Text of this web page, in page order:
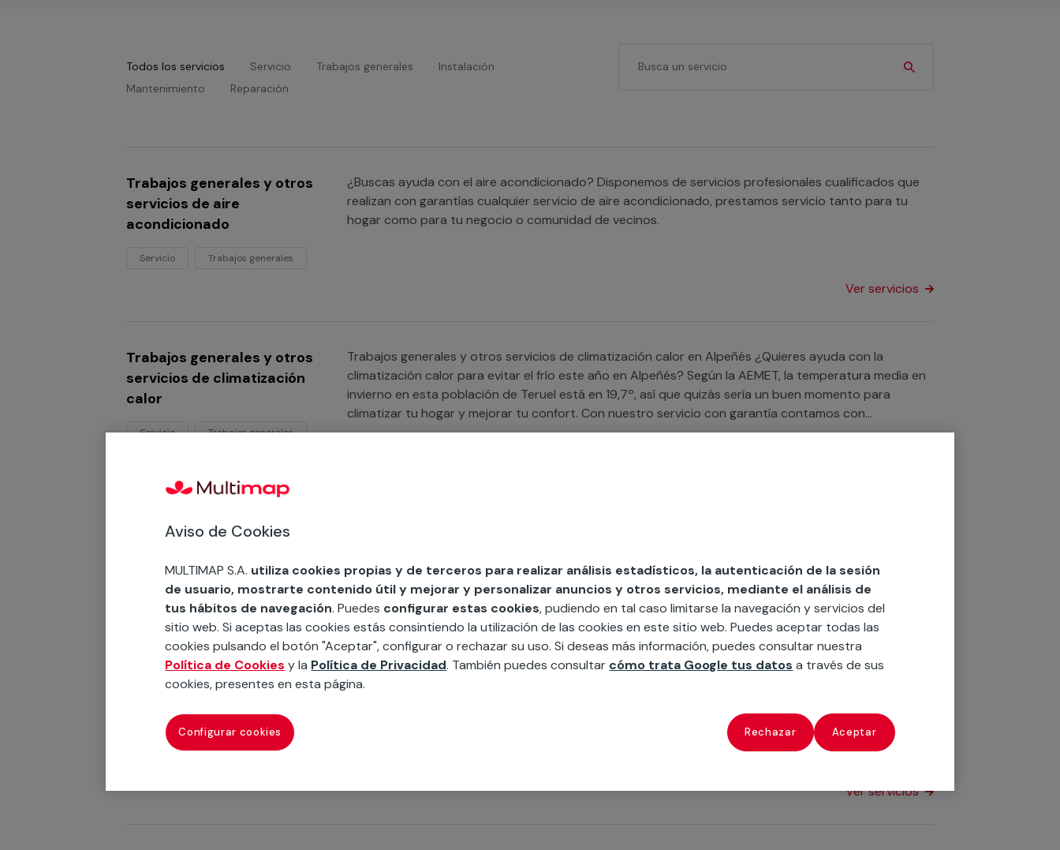
Todos los servicios Servicio Trabajos generales
Instalación
Mantenimiento
Reparación
Trabajos generales y otros
servicios de aire
acondicionado
Servicio Trabajos generales
¿Buscas ayuda con el aire acondicionado? Disponemos de servicios profesionales cualificados que
realizan con garantías cualquier servicio de aire acondicionado, prestamos servicio tanto para tu
hogar como para tu negocio o comunidad de vecinos.
Ver servicios
Trabajos generales y otros
servicios de climatización
calor
Servicio Trabajos generales
Trabajos generales y otros servicios de climatización calor en Alpeñés ¿Quieres ayuda con la
climatización calor para evitar el frío este año en Alpeñés? Según la AEMET, la temperatura media en
invierno en esta población de Teruel está en 19,7º, así que quizás sería un buen momento para
climatizar tu hogar y mejorar tu confort. Con nuestro servicio con garantía contamos con
profesionales cualificados que realizarán cualquier instalación de climatización calor, prestamos
Trabajos generales y otros
Servicio Trabajos generales
esta población aragonesa es de 37,2° entre junio y septiembre, así que te ofrecemos la mejor
solución para que el calor te dé una tregua. En Multimap disponemos de servicios profesionales
cualificados en toda la provincia de Teruel que realizan con éxito cualquier instalación de sistema de
aire acondicionado, prestamos servicio tanto para tu casa como para tu establecimiento o
comunidad de vecinos.
acondicionados multisplit
especializado con el que contamos cubrirá cualquier necesidad al respecto en tu hogar o empresa.
Ver servicios
Aviso de Cookies
MULTIMAP S.A. utiliza cookies propias y de terceros para realizar análisis estadísticos, la autenticación de la sesión
de usuario, mostrarte contenido útil y mejorar y personalizar anuncios y otros servicios, mediante el análisis de
tus hábitos de navegación. Puedes configurar estas cookies, pudiendo en tal caso limitarse la navegación y servicios del
sitio web. Si aceptas las cookies estás consintiendo la utilización de las cookies en este sitio web. Puedes aceptar todas las
cookies pulsando el botón "Aceptar", configurar o rechazar su uso. Si deseas más información, puedes consultar nuestra
Política de Cookies y la Política de Privacidad. También puedes consultar cómo trata Google tus datos a través de sus
cookies, presentes en esta página.
Configurar cookies Rechazar Aceptar